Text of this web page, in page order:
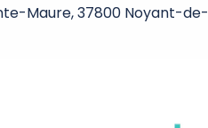
Maure, 37800 Noyant-de-